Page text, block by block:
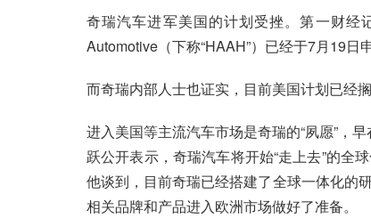
奇瑞汽车进军美国的计划受挫。第一财经
Automotive（下称“HAAH”）已经于7月19日
而奇瑞内部人士也证实，目前美国计划已经搁
进入美国等主流汽车市场是奇瑞的“夙愿”，
跃公开表示，奇瑞汽车将开始“走上去”的全
他谈到，目前奇瑞已经搭建了全球一体化的
相关品牌和产品进入欧洲市场做好了准备。